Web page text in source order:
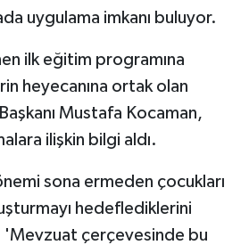
uygulama imkanı buluyor.
ilk eğitim programına
heyecanına ortak olan
Mustafa Kocaman,
ilişkin bilgi aldı.
sona ermeden çocukları
hedeflediklerini
'Mevzuat çerçevesinde bu